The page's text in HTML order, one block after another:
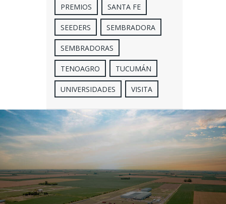
PREMIOS SANTA FE
SEEDERS SEMBRADORA
SEMBRADORAS
TENOAGRO TUCUMÁN
UNIVERSIDADES VISITA